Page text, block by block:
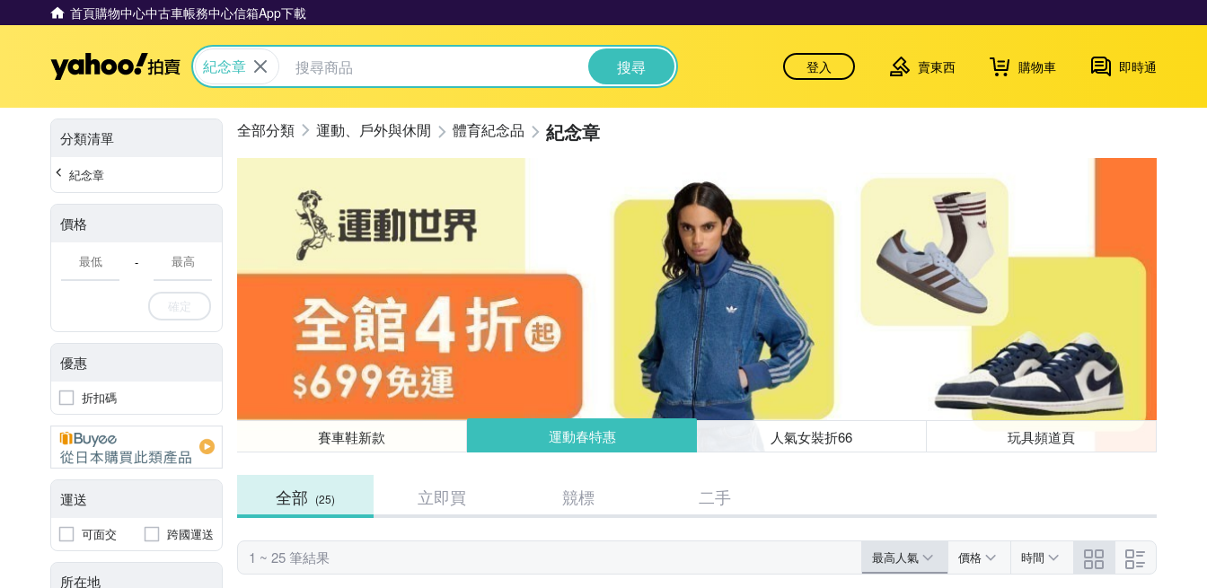
首頁購物中心中古車帳務中心信箱App下載
Yahoo拍賣
紀念章 搜尋 登入 賣東西 購物車 即時通
分類清單
紀念章
價格
-
確定
優惠
折扣碼
運送
可面交 跨國運送
所在地
運動、戶外與休閒 體育紀念品 紀念章
賽車鞋新款 運動春特惠 人氣女裝折66 玩具頻道頁
全部 (25) 立即買 競標 二手
1 ~ 25 筆結果 最高人氣 價格 時間